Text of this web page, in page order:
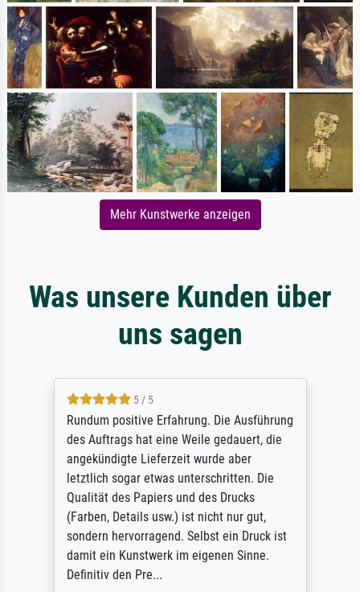
Mehr Kunstwerke anzeigen
Was unsere Kunden über
uns sagen
5 / 5
Rundum positive Erfahrung. Die Ausführung
des Auftrags hat eine Weile gedauert, die
angekündigte Lieferzeit wurde aber
letztlich sogar etwas unterschritten. Die
Qualität des Papiers und des Drucks
(Farben, Details usw.) ist nicht nur gut,
sondern hervorragend. Selbst ein Druck ist
damit ein Kunstwerk im eigenen Sinne.
Definitiv den Pre...